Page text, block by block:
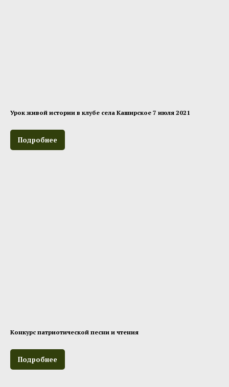
Урок живой истории в клубе села Каширское 7 июля 2021
Подробнее
Конкурс патриотической песни и чтения
Подробнее